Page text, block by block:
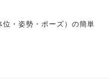
位・姿勢・ポーズ）の簡単